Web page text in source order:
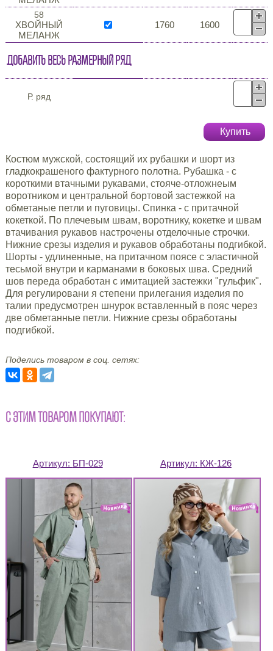
58
ХВОЙНЫЙ
МЕЛАНЖ
1760 1600
Добавить весь размерный ряд
Р. ряд
Купить
Костюм мужской, состоящий их рубашки и шорт из
гладкокрашеного фактурного полотна. Рубашка - с
короткими втачными рукавами, стояче-отложнеым
воротником и центральной бортовой застежкой на
обметаные петли и пуговицы. Спинка - с притачной
кокеткой. По плечевым швам, воротнику, кокетке и швам
втачивания рукавов настрочены отделочные строчки.
Нижние срезы изделия и рукавов обработаны подгибкой.
Шорты - удлиненные, на притачном поясе с эластичной
тесьмой внутри и карманами в боковых шва. Средний
шов переда обработан с имитацией застежки "гульфик".
Для регулировани я степени прилегания изделия по
талии предусмотрен шнурок вставленный в пояс через
две обметанные петли. Нижние срезы обработаны
подгибкой.
Поделись товаром в соц. сетях:
С ЭТИМ ТОВАРОМ ПОКУПАЮТ:
Артикул: БП-029 Артикул: КЖ-126